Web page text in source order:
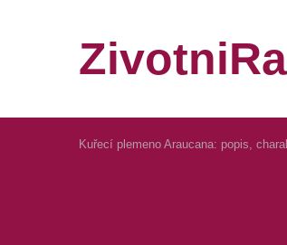
Kuřecí plemeno Araucana: popis,